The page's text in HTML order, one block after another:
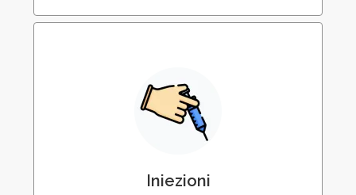
Iniezioni
Iniezioni e Somministrazioni di Terapie